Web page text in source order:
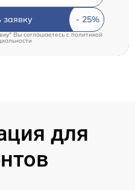
заявку
Вы соглашаетесь c политикой
для